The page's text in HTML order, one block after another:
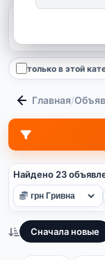
только в этой
Главная/
Найдено 23
Сначала новые